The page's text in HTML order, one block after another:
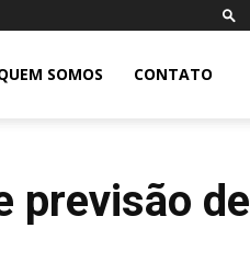
SOMOS CONTATO
previsão de